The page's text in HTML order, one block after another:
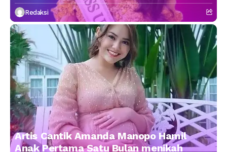
Redaksi
Artis Cantik Amanda Manopo Hamil
Anak Pertama Satu Bulan menikah